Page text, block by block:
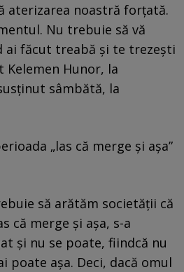
aterizarea noastră forţată.
Nu trebuie să vă
ai făcut treabă şi te trezeşti
Kelemen Hunor, la
sâmbătă, la
„las că merge şi aşa”
să arătăm societăţii că
că merge şi aşa, s-a
şi nu se poate, fiindcă nu
poate aşa. Deci, dacă omul